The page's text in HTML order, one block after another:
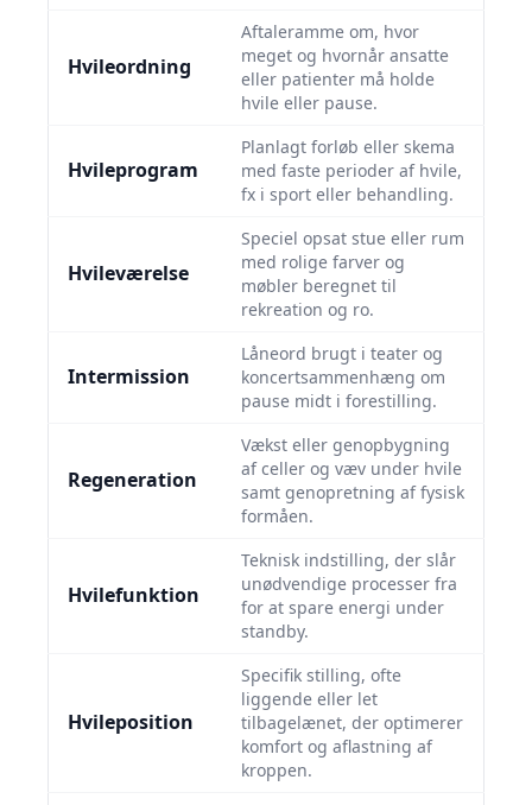
Hvileordning
Aftaleramme om, hvor
meget og hvornår ansatte
eller patienter må holde
hvile eller pause.
Hvileprogram
Planlagt forløb eller skema
med faste perioder af hvile,
fx i sport eller behandling.
Hvileværelse
Speciel opsat stue eller rum
med rolige farver og
møbler beregnet til
rekreation og ro.
Intermission
Låneord brugt i teater og
koncertsammenhæng om
pause midt i forestilling.
Regeneration
Vækst eller genopbygning
af celler og væv under hvile
samt genopretning af fysisk
formåen.
Hvilefunktion
Teknisk indstilling, der slår
unødvendige processer fra
for at spare energi under
standby.
Hvileposition
Specifik stilling, ofte
liggende eller let
tilbagelænet, der optimerer
komfort og aflastning af
kroppen.